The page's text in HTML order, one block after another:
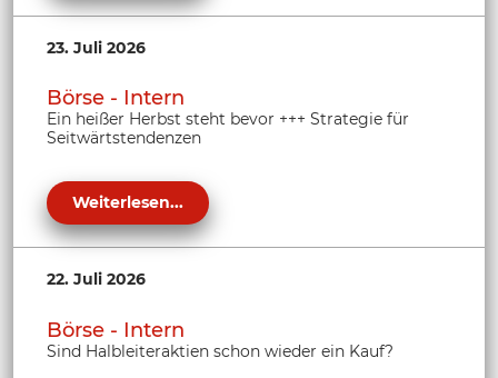
23. Juli 2026
Börse - Intern
Ein heißer Herbst steht bevor +++ Strategie für
Seitwärtstendenzen
Weiterlesen...
22. Juli 2026
Börse - Intern
Sind Halbleiteraktien schon wieder ein Kauf?